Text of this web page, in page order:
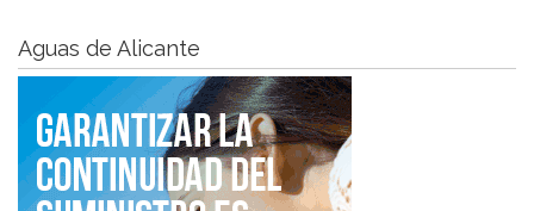
Aguas de Alicante